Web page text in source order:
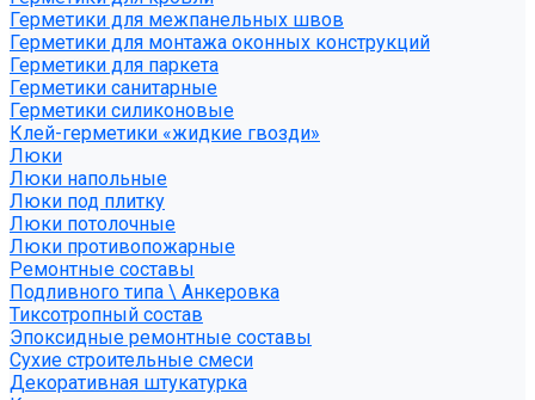
Герметики для межпанельных швов
Герметики для монтажа оконных конструкций
Герметики для паркета
Герметики санитарные
Герметики силиконовые
Клей-герметики «жидкие гвозди»
Люки
Люки напольные
Люки под плитку
Люки потолочные
Люки противопожарные
Ремонтные составы
Подливного типа \ Анкеровка
Тиксотропный состав
Эпоксидные ремонтные составы
Сухие строительные смеси
Декоративная штукатурка